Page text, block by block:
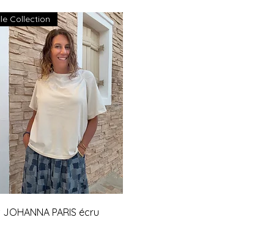
Aperçu rapide
Collection
PARIS écru